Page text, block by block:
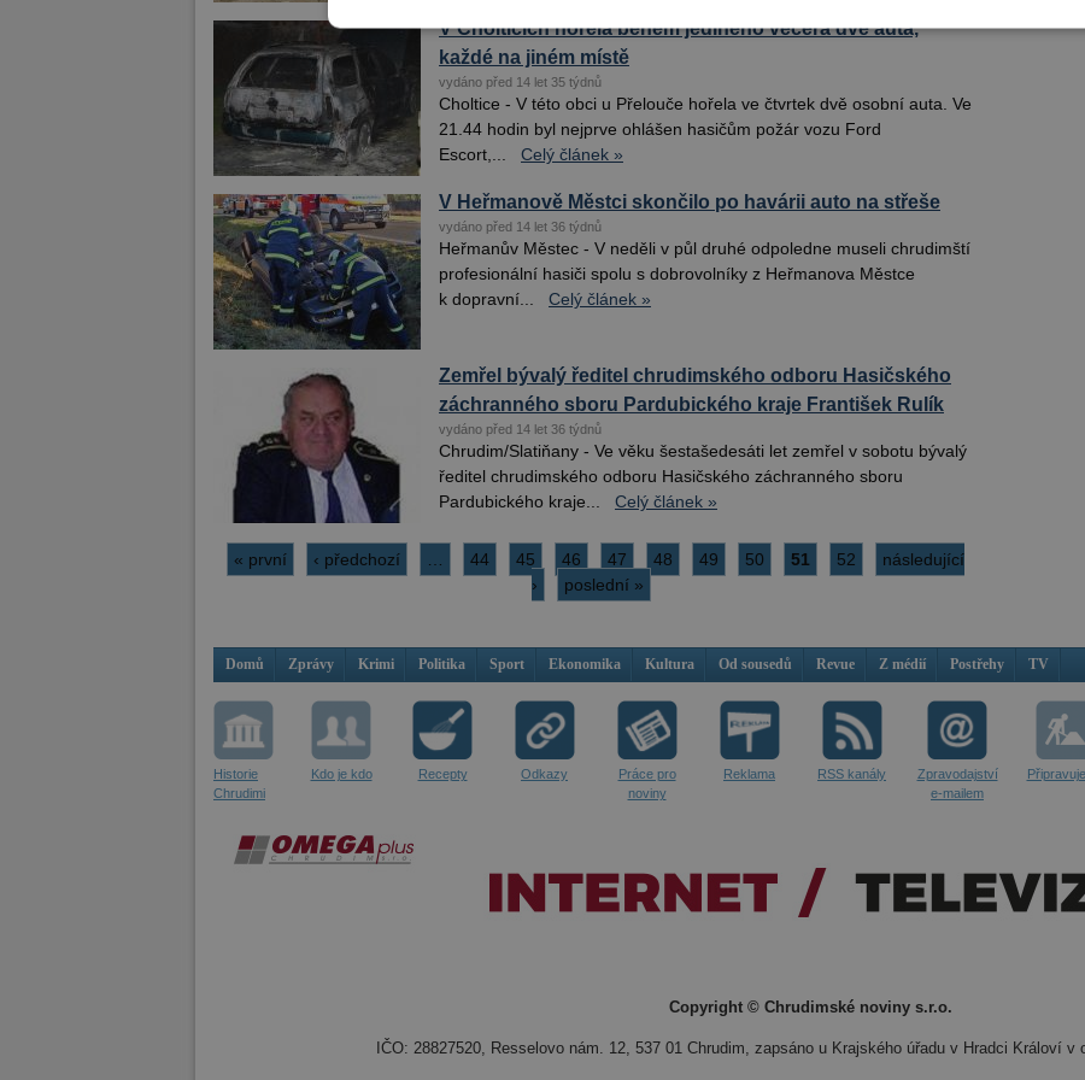
V Cholticích hořela během jediného večera dvě auta,
každé na jiném místě
vydáno před 14 let 35 týdnů
Choltice - V této obci u Přelouče hořela ve čtvrtek dvě osobní auta. Ve
21.44 hodin byl nejprve ohlášen hasičům požár vozu Ford
Escort,...
Celý článek »
V Heřmanově Městci skončilo po havárii auto na střeše
vydáno před 14 let 36 týdnů
Heřmanův Městec - V neděli v půl druhé odpoledne museli chrudimští
profesionální hasiči spolu s dobrovolníky z Heřmanova Městce
k dopravní...
Celý článek »
Zemřel bývalý ředitel chrudimského odboru Hasičského
záchranného sboru Pardubického kraje František Rulík
vydáno před 14 let 36 týdnů
Chrudim/Slatiňany - Ve věku šestašedesáti let zemřel v sobotu bývalý
ředitel chrudimského odboru Hasičského záchranného sboru
Pardubického kraje...
Celý článek »
« první ‹ předchozí 44 45 46 47 48 49 50 51 52
následující
›
poslední »
Domů Zprávy Krimi Politika Sport Ekonomika Kultura Od sousedů Revue Z médií Postřehy TV
Historie
Chrudimi
Kdo je kdo Recepty Odkazy
Práce pro
noviny
Reklama RSS kanály
Zpravodajství
e-mailem
Copyright © Chrudimské noviny s.r.o.
IČO: 28827520, Resselovo nám. 12, 537 01 Chrudim, zapsáno u Krajského úřadu v Hradci Královí v